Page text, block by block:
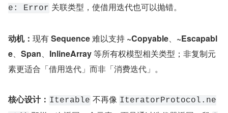
e: Error 关联类型，使借用迭代也可以抛错。
动机： 现有 Sequence 难以支持 ~Copyable、 ~Escapabl
e、 Span、 InlineArray 等所有权模型相关类型；非复制元
素更适合「借用迭代」而非「消费迭代」。
核心设计： Iterable 不再像 IteratorProtocol.ne